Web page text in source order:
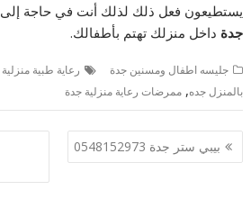
يستطيعون فعل ذلك لذلك أنت في حاجة
جدة داخل منزلك تهتم بأطفالك.
جليسه اطفال ومسنين جدة رعاية طبية
بالمنزل جده,ممرضات رعاية منزلية جدة
تصفّح
المقالات
بيبي ستر جدة 0548152973